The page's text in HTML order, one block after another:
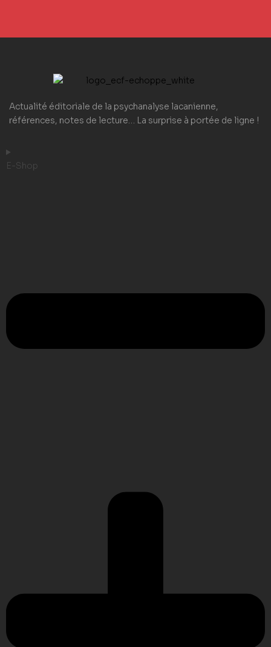
Actualité éditoriale de la psychanalyse lacanienne,
références, notes de lecture… La surprise à portée de ligne !
E-Shop